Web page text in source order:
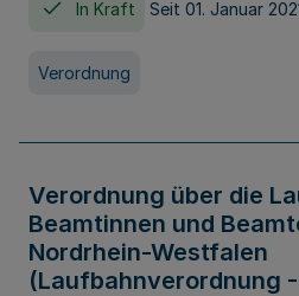
In Kraft Seit 01. Januar
Verordnung
Verordnung über die
Beamtinnen und
Nordrhein-Westfalen
(Laufbahnverordnung -